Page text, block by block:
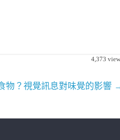
4,373
物？視覺訊息對味覺的影響